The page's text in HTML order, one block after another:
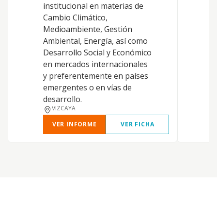
institucional en materias de
Cambio Climático,
Medioambiente, Gestión
Ambiental, Energía, así como
Desarrollo Social y Económico
en mercados internacionales
y preferentemente en países
emergentes o en vías de
desarrollo.
VIZCAYA
VER INFORME
VER FICHA